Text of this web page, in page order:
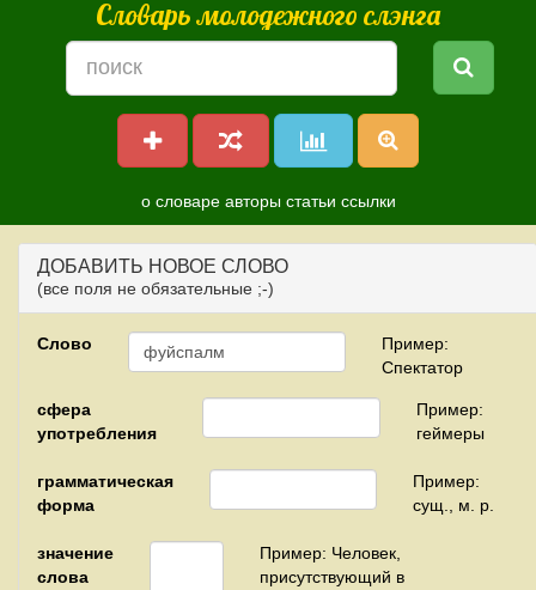
Словарь молодежного слэнга
о словаре авторы статьи ссылки
ДОБАВИТЬ НОВОЕ СЛОВО
(все поля не обязательные ;-)
Слово
Пример:
Спектатор
сфера
употребления
Пример:
геймеры
грамматическая
форма
Пример:
сущ., м. р.
значение
слова
Пример: Человек,
присутствующий в